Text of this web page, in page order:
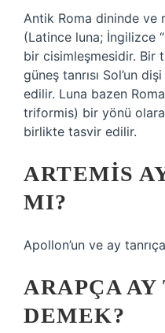
Antik Roma dininde ve
(Latince luna; İngilizce
bir cisimleşmesidir. Bir
güneş tanrısı Sol’un
edilir. Luna bazen
triformis) bir yönü
birlikte tasvir edilir.
ARTEMIS
MI?
Apollon’un ve ay
ARAPÇA
DEMEK?